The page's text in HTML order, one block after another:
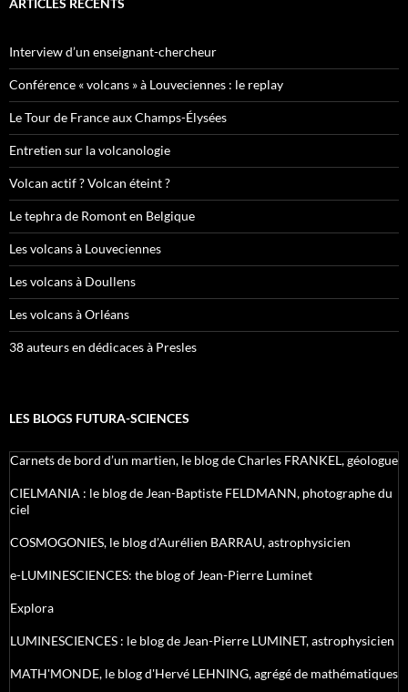
ARTICLES RÉCENTS
Interview d’un enseignant-chercheur
Conférence « volcans » à Louveciennes : le replay
Le Tour de France aux Champs-Élysées
Entretien sur la volcanologie
Volcan actif ? Volcan éteint ?
Le tephra de Romont en Belgique
Les volcans à Louveciennes
Les volcans à Doullens
Les volcans à Orléans
38 auteurs en dédicaces à Presles
LES BLOGS FUTURA-SCIENCES
Carnets de bord d’un martien, le blog de Charles FRANKEL, géologue
CIELMANIA : le blog de Jean-Baptiste FELDMANN, photographe du
ciel
COSMOGONIES, le blog d'Aurélien BARRAU, astrophysicien
e-LUMINESCIENCES: the blog of Jean-Pierre Luminet
Explora
LUMINESCIENCES : le blog de Jean-Pierre LUMINET, astrophysicien
MATH'MONDE, le blog d'Hervé LEHNING, agrégé de mathématiques